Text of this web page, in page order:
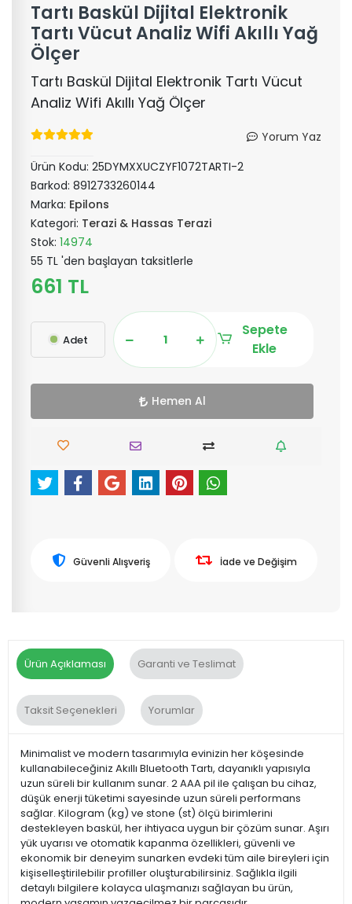
Tartı Baskül Dijital Elektronik
Tartı Vücut Analiz Wifi Akıllı Yağ
Ölçer
Tartı Baskül Dijital Elektronik Tartı Vücut
Analiz Wifi Akıllı Yağ Ölçer
Yorum Yaz
Ürün Kodu: 25DYMXXUCZYF1072TARTI-2
Barkod: 8912733260144
Marka: Epilons
Kategori: Terazi & Hassas Terazi
Stok: 14974
55 TL 'den başlayan taksitlerle
661 TL
Adet
Sepete
Ekle
Hemen Al
Güvenli Alışveriş İade ve Değişim
Ürün Açıklaması Garanti ve Teslimat
Taksit Seçenekleri Yorumlar
Minimalist ve modern tasarımıyla evinizin her köşesinde
kullanabileceğiniz Akıllı Bluetooth Tartı, dayanıklı yapısıyla
uzun süreli bir kullanım sunar. 2 AAA pil ile çalışan bu cihaz,
düşük enerji tüketimi sayesinde uzun süreli performans
sağlar. Kilogram (kg) ve stone (st) ölçü birimlerini
destekleyen baskül, her ihtiyaca uygun bir çözüm sunar. Aşırı
yük uyarısı ve otomatik kapanma özellikleri, güvenli ve
ekonomik bir deneyim sunarken evdeki tüm aile bireyleri için
kişiselleştirilebilir profiller oluşturabilirsiniz. Sağlıkla ilgili
detaylı bilgilere kolayca ulaşmanızı sağlayan bu ürün,